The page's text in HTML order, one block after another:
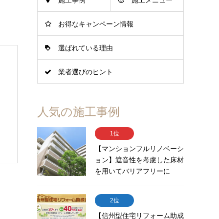
お得なキャンペーン情報
選ばれている理由
業者選びのヒント
人気の施工事例
1位
【マンションフルリノベーシ
ョン】遮音性を考慮した床材
を用いてバリアフリーに
2位
【信州型住宅リフォーム助成